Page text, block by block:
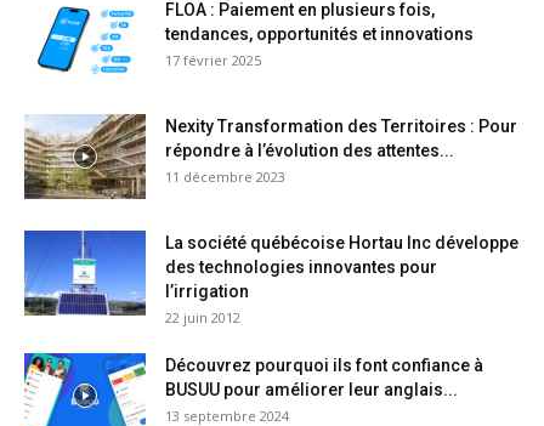
FLOA : Paiement en plusieurs fois,
tendances, opportunités et innovations
17 février 2025
Nexity Transformation des Territoires : Pour
répondre à l’évolution des attentes...
11 décembre 2023
La société québécoise Hortau Inc développe
des technologies innovantes pour
l’irrigation
22 juin 2012
Découvrez pourquoi ils font confiance à
BUSUU pour améliorer leur anglais...
13 septembre 2024